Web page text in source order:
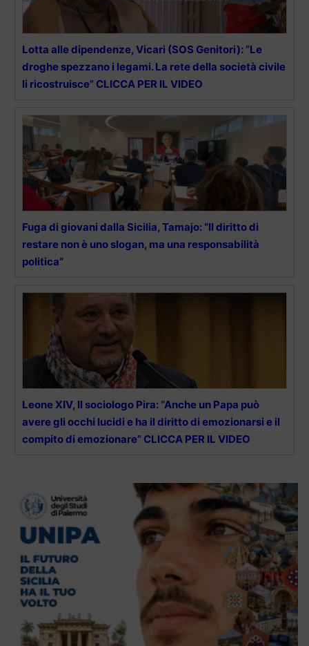
Lotta alle dipendenze, Vicari (SOS Genitori): “Le
droghe spezzano i legami. La rete della società civile
li ricostruisce” CLICCA PER IL VIDEO
Fuga di giovani dalla Sicilia, Tamajo: “Il diritto di
restare non è uno slogan, ma una responsabilità
politica”
Leone XIV, Il sociologo Pira: “Anche un Papa può
avere gli occhi lucidi e ha il diritto di emozionarsi e il
compito di emozionare” CLICCA PER IL VIDEO